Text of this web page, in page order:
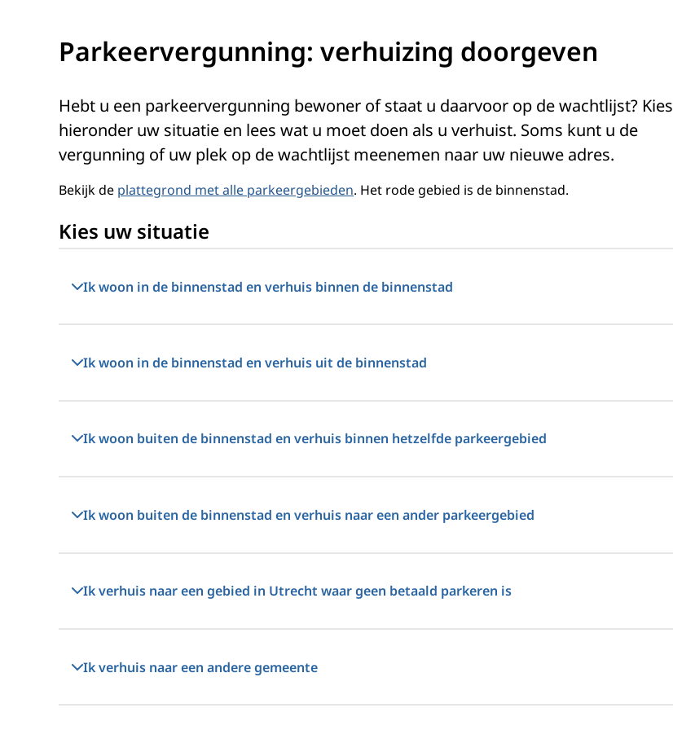
Parkeervergunning: verhuizing doorgeven
Hebt u een parkeervergunning bewoner of staat u daarvoor op de wachtlijst? Kies
hieronder uw situatie en lees wat u moet doen als u verhuist. Soms kunt u de
vergunning of uw plek op de wachtlijst meenemen naar uw nieuwe adres.
Bekijk de plattegrond met alle parkeergebieden. Het rode gebied is de binnenstad.
Kies uw situatie
Ik woon in de binnenstad en verhuis binnen de binnenstad
Ik woon in de binnenstad en verhuis uit de binnenstad
Ik woon buiten de binnenstad en verhuis binnen hetzelfde parkeergebied
Ik woon buiten de binnenstad en verhuis naar een ander parkeergebied
Ik verhuis naar een gebied in Utrecht waar geen betaald parkeren is
Ik verhuis naar een andere gemeente